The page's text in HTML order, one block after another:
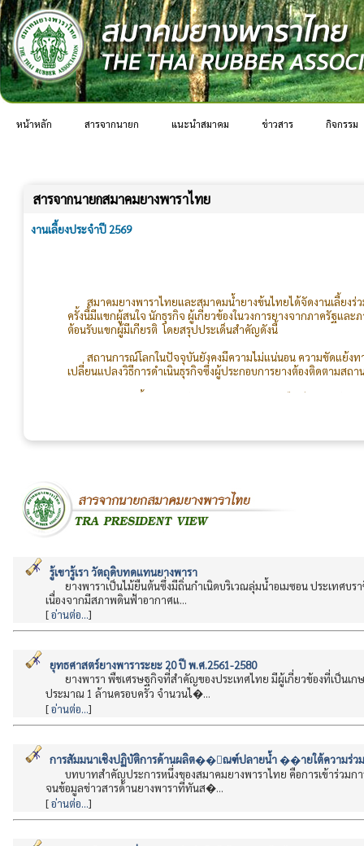
หน้าหลัก สารจากนายก แนะนำสมาคม ข่าวสาร กิจกรรม
สารจากนายกสมาคมยางพาราไทย
งานเลี้ยงประจำปี 2569
สมาคมยางพาราไทยและสมาคมน้ำยางข้นไทยได้จัดงานเลี้ยง
ครั้งนี้มีแขกผู้สนใจ นักธุรกิจ ผู้เกี่ยวข้องในวงการยางจากภาครัฐแ
ต้อนรับแขกผู้มีเกียรติ โดยสรุปประเด็นสำคัญดังนี้
สถานการณ์โลกในปัจจุบันยังคงมีความไม่แน่นอน ความขัดแย้ง
เปลี่ยนแปลงวิธีการดำเนินธุรกิจซึ่งผู้ประกอบการยางต้องติดตาม
การจัดงานเลี้ยงประจำปี 2569 ได้รับความร่วมมือเป็นอย่างดีจ
รู้เขารู้เรา วัตถุดิบทดแทนยางพารา
ยางพาราเป็นไม้ยืนต้นซึ่งมีถิ่นกำเนิดบริเวณลุ่มน้ำอเมซอน ประเทศ
เนื่องจากมีสภาพดินฟ้าอากาศแ...
[อ่านต่อ...]
ยุทธศาสตร์ยางพาราระยะ 20 ปี พ.ศ.2561-2580
ยางพารา พืชเศรษฐกิจที่สำคัญของประเทศไทย มีผู้เกี่ยวข้องที่เป็น
ประมาณ 1 ล้านครอบครัว จำนวนไ�...
[อ่านต่อ...]
การสัมมนาเชิงปฏิบัติการด้านผลิต��ัณฑ์ปลายน้ำ ��ายใต้ความร่ว
บทบาทสำคัญประการหนึ่งของสมาคมยางพาราไทย คือการเข้าร่วมก
จนข้อมูลข่าวสารด้านยางพาราที่ทันส�...
[อ่านต่อ...]